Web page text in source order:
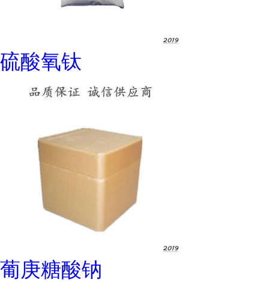
硫酸氧钛
葡庚糖酸钠